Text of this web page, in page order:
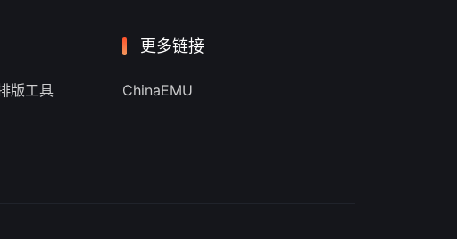
版工具
更多链接
ChinaEMU